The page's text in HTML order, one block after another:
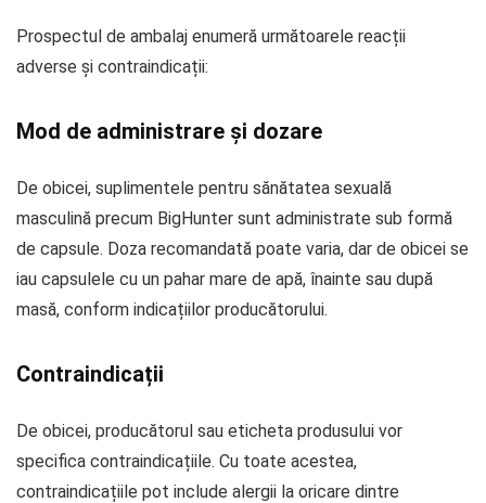
Prospectul de ambalaj enumeră următoarele reacții
adverse și contraindicații:
Mod de administrare și dozare
De obicei, suplimentele pentru sănătatea sexuală
masculină precum BigHunter sunt administrate sub formă
de capsule. Doza recomandată poate varia, dar de obicei se
iau capsulele cu un pahar mare de apă, înainte sau după
masă, conform indicațiilor producătorului.
Contraindicații
De obicei, producătorul sau eticheta produsului vor
specifica contraindicațiile. Cu toate acestea,
contraindicațiile pot include alergii la oricare dintre